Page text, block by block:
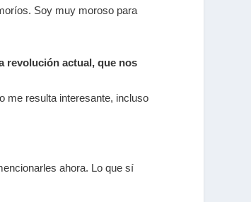
Soy muy moroso para
revolución actual, que nos
me resulta interesante, incluso
ahora. Lo que sí